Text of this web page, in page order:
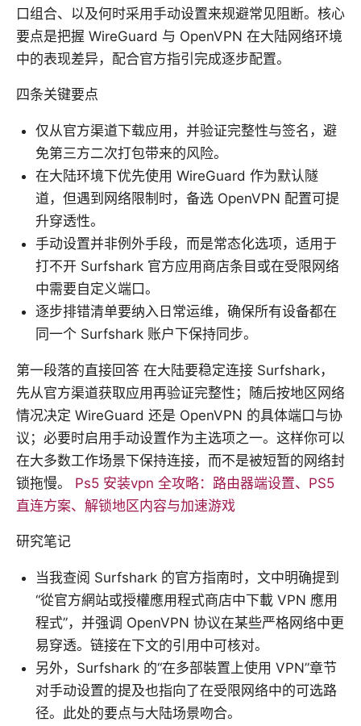
口组合、以及何时采用手动设置来规避常见阻断。核心
要点是把握 WireGuard 与 OpenVPN 在大陆网络环境
中的表现差异，配合官方指引完成逐步配置。
四条关键要点
仅从官方渠道下载应用，并验证完整性与签名，避
免第三方二次打包带来的风险。
在大陆环境下优先使用 WireGuard 作为默认隧
道，但遇到网络限制时，备选 OpenVPN 配置可提
升穿透性。
手动设置并非例外手段，而是常态化选项，适用于
打不开 Surfshark 官方应用商店条目或在受限网络
中需要自定义端口。
逐步排错清单要纳入日常运维，确保所有设备都在
同一个 Surfshark 账户下保持同步。
第一段落的直接回答 在大陆要稳定连接 Surfshark，
先从官方渠道获取应用再验证完整性；随后按地区网络
情况决定 WireGuard 还是 OpenVPN 的具体端口与协
议；必要时启用手动设置作为主选项之一。这样你可以
在大多数工作场景下保持连接，而不是被短暂的网络封
锁拖慢。 Ps5 安装vpn 全攻略：路由器端设置、PS5
直连方案、解锁地区内容与加速游戏
研究笔记
当我查阅 Surfshark 的官方指南时，文中明确提到
“從官方網站或授權應用程式商店中下載 VPN 應用
程式”，并强调 OpenVPN 协议在某些严格网络中更
易穿透。链接在下文的引用中可核对。
另外，Surfshark 的“在多部裝置上使用 VPN”章节
对手动设置的提及也指向了在受限网络中的可选路
径。此处的要点与大陆场景吻合。